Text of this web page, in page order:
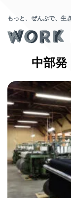
もっと、ぜんぶで、生
中部